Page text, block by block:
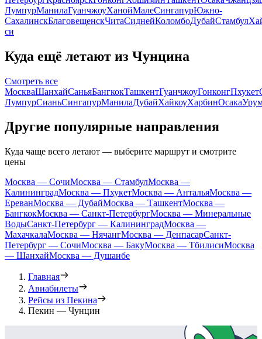
ЛумпурМанилаГуанчжоуХанойМалеСингапурЮжно-
СахалинскБлаговещенскЧитаСиднейКоломбоДубайСтамбул
си
Куда ещё летают из Чунцина
Смотреть все
МоскваШанхайСаньяБангкокТашкентГуанчжоуГонконгПхукет
ЛумпурСианьСингапурМанилаДубайХайкоуХарбинОсака
Другие популярные направления
Куда чаще всего летают — выберите маршрут и смотрите
цены
Москва — СочиМосква — СтамбулМосква —
КалининградМосква — ПхукетМосква — АнтальяМосква —
ЕреванМосква — ДубайМосква — ТашкентМосква —
БангкокМосква — Санкт-ПетербургМосква — Минеральные
ВодыСанкт-Петербург — КалининградМосква —
МахачкалаМосква — НячангМосква — ДенпасарСанкт-
Петербург — СочиМосква — БакуМосква — ТбилисиМосква
— ШанхайМосква — Душанбе
Главная
Авиабилеты
Рейсы из Пекина
Пекин — Чунцин